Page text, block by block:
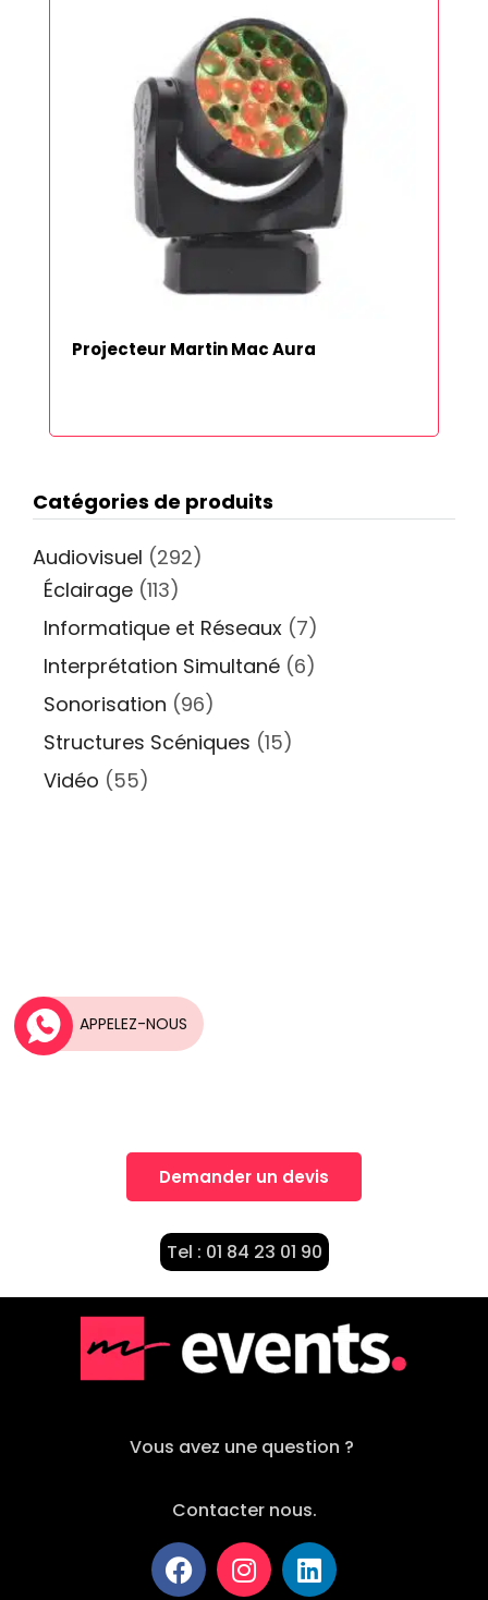
Projecteur Martin Mac Aura
Catégories de produits
Audiovisuel (292)
Éclairage (113)
Informatique et Réseaux (7)
Interprétation Simultané (6)
Sonorisation (96)
Structures Scéniques (15)
Vidéo (55)
Une idée, Un projet?
Demander un devis
Tel : 01 84 23 01 90
Vous avez une question ?
Contacter nous.
APPELEZ-NOUS